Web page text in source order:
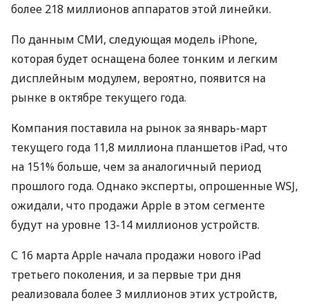
более 218 миллионов аппаратов этой линейки.
По данным СМИ, следующая модель iPhone,
которая будет оснащена более тонким и легким
дисплейным модулем, вероятно, появится на
рынке в октябре текущего года.
Компания поставила на рынок за январь-март
текущего года 11,8 миллиона планшетов iPad, что
на 151% больше, чем за аналогичный период
прошлого года. Однако эксперты, опрошенные WSJ,
ожидали, что продажи Apple в этом сегменте
будут на уровне 13-14 миллионов устройств.
С 16 марта Apple начала продажи нового iPad
третьего поколения, и за первые три дня
реализовала более 3 миллионов этих устройств,